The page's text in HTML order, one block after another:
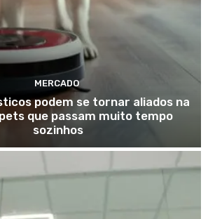
MERCADO
podem se tornar aliados na
que passam muito tempo
sozinhos